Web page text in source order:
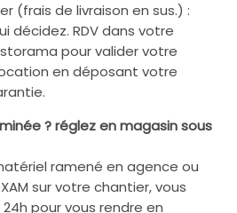
(frais de livraison en sus.) :
décidez. RDV dans votre
pour valider votre
en déposant votre
? réglez en magasin sous
ramené en agence ou
sur votre chantier, vous
pour vous rendre en